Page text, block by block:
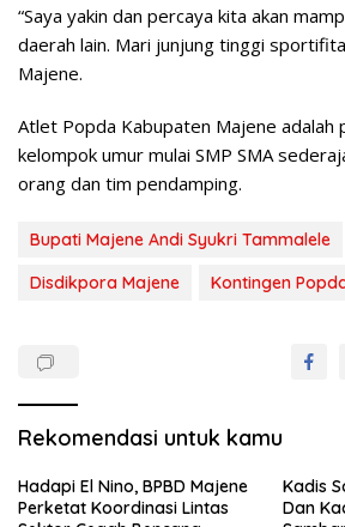
“Saya yakin dan percaya kita akan
daerah lain. Mari junjung tinggi
Majene.
Atlet Popda Kabupaten Majene adalah
kelompok umur mulai SMP SMA
orang dan tim pendamping.
Bupati Majene Andi Syukri Tammalele
Disdikpora Majene
Kontingen
Rekomendasi untuk kamu
Hadapi El Nino, BPBD Majene
Perketat Koordinasi Lintas
Kadis
Dan